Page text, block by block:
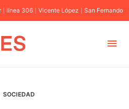
línea 306 Vicente López San Fernando
SOCIEDAD